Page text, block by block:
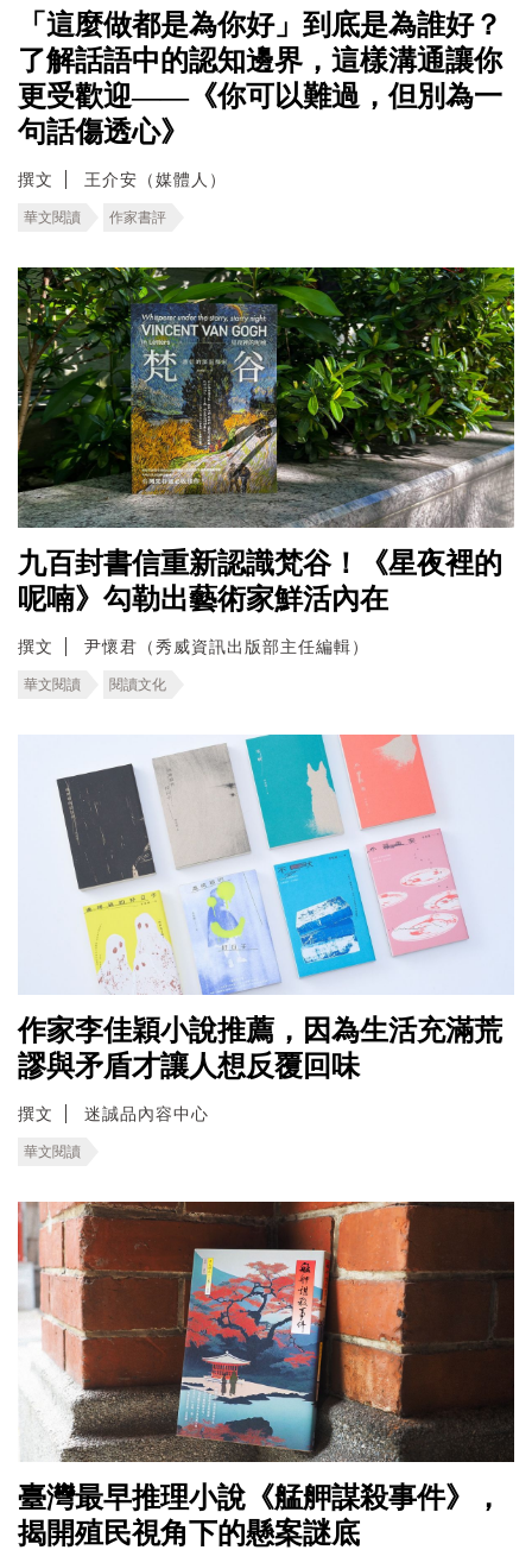
「這麼做都是為你好」到底是為誰好？
了解話語中的認知邊界，這樣溝通讓你
更受歡迎——《你可以難過，但別為一
句話傷透心》
撰文 王介安（媒體人）
華文閱讀 作家書評
九百封書信重新認識梵谷！《星夜裡的
呢喃》勾勒出藝術家鮮活內在
撰文 尹懷君（秀威資訊出版部主任編輯）
華文閱讀 閱讀文化
作家李佳穎小說推薦，因為生活充滿荒
謬與矛盾才讓人想反覆回味
撰文 迷誠品內容中心
華文閱讀
臺灣最早推理小說《艋舺謀殺事件》，
揭開殖民視角下的懸案謎底